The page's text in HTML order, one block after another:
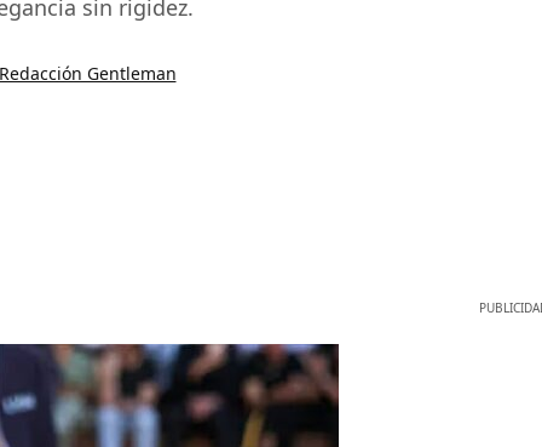
sin rigidez.
Redacción Gentleman